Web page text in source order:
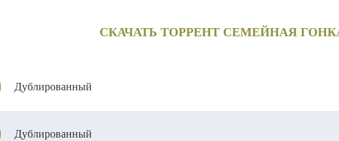
СКАЧАТЬ ТОРРЕНТ СЕМЕЙНАЯ
Дублированный
Дублированный